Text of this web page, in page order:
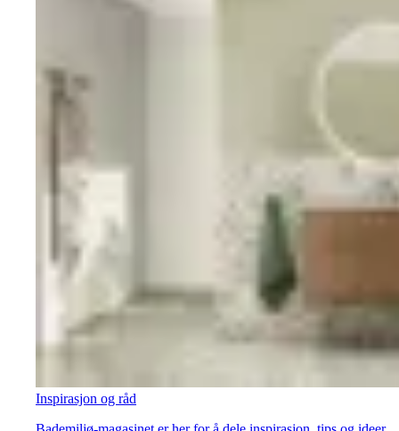
Inspirasjon og råd